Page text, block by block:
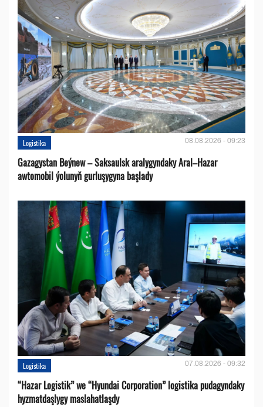
Logistika 08.08.2026 - 09:23
Gazagystan Beýnew – Saksaulsk aralygyndaky Aral–Hazar
awtomobil ýolunyň gurluşygyna başlady
Logistika 07.08.2026 - 09:32
“Hazar Logistik” we “Hyundai Corporation” logistika pudagyndaky
hyzmatdaşlygy maslahatlaşdy